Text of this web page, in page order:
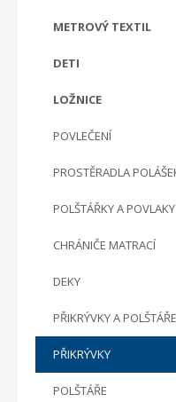
METROVÝ TEXTIL
DETI
LOŽNICE
POVLEČENÍ
PROSTĚRADLA
POLŠTÁŘKY A POVLAKY
CHRÁNIČE MATRACÍ
DEKY
PŘIKRÝVKY A POLŠTÁŘE
PŘIKRÝVKY
POLŠTÁŘE